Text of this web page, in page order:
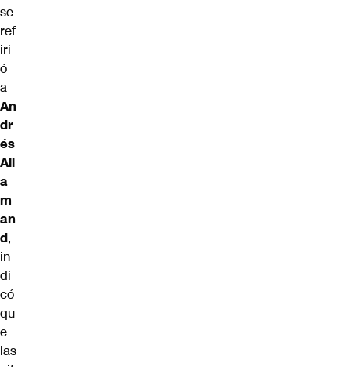
se
ref
iri
ó
a
An
dr
és
All
a
m
an
d,
in
di
có
qu
e
las